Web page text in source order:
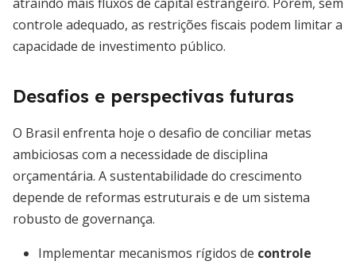
controle adequado, as restrições fiscais podem limitar a
capacidade de investimento público.
Desafios e perspectivas futuras
O Brasil enfrenta hoje o desafio de conciliar metas
ambiciosas com a necessidade de disciplina
orçamentária. A sustentabilidade do crescimento
depende de reformas estruturais e de um sistema
robusto de governança.
Implementar mecanismos rígidos de controle